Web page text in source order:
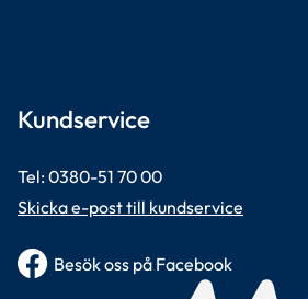
Kundservice
Tel: 0380-51 70 00
Skicka e-post till kundservice
Besök oss på Facebook